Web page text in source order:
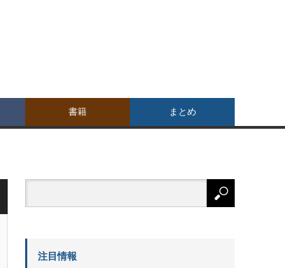
書籍 まとめ
注目情報